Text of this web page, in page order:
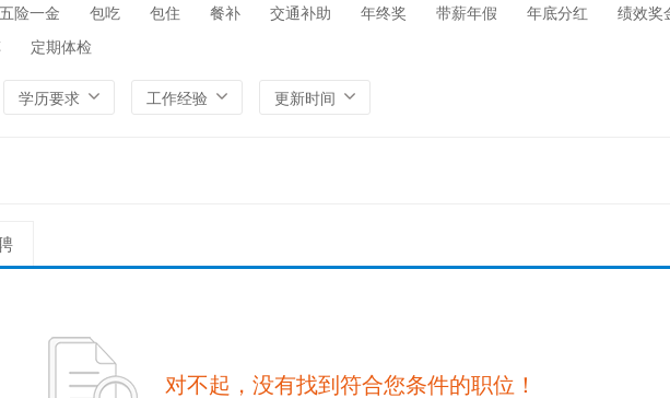
五险一金 包吃 包住 餐补 交通补助 年终奖 带薪年假 年底分红 绩效奖
定期体检
学历要求 工作经验 更新时间
对不起，没有找到符合您条件的职位！